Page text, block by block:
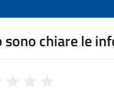
sono chiare le